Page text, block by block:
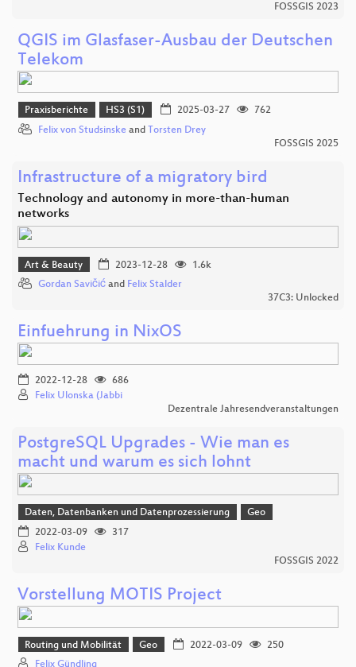
FOSSGIS 2023
QGIS im Glasfaser-Ausbau der Deutschen
Telekom
Praxisberichte HS3 (S1) 2025-03-27
762
Felix von Studsinske and Torsten Drey
FOSSGIS 2025
Infrastructure of a migratory bird
Technology and autonomy in more-than-human
networks
Art & Beauty 2023-12-28
1.6k
Gordan Savičić and Felix Stalder
37C3: Unlocked
Einfuehrung in NixOS
2022-12-28
686
Felix Ulonska (Jabbi
Dezentrale Jahresendveranstaltungen
PostgreSQL Upgrades - Wie man es
macht und warum es sich lohnt
Daten, Datenbanken und Datenprozessierung
Geo
2022-03-09
317
Felix Kunde
FOSSGIS 2022
Vorstellung MOTIS Project
Routing und Mobilität Geo 2022-03-09
250